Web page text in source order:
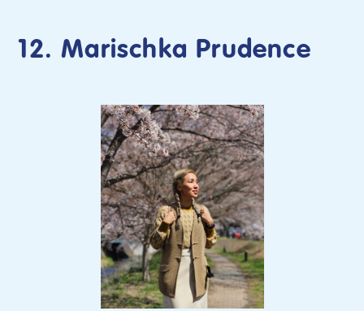
12. Marischka Prudence